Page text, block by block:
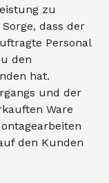
zu
dass der
Personal
den
hat.
und der
Ware
den Kunden